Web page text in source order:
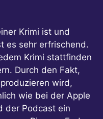
Krimi ist und
es sehr erfrischend.
Krimi stattfinden
Durch den Fakt,
wird,
wie bei der Apple
der Podcast ein